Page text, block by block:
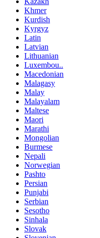
Khmer
Kurdish
Kyrgyz
Latin
Latvian
Lithuanian
Luxembou..
Macedonian
Malagasy
Malay
Malayalam
Maltese
Maori
Marathi
Mongolian
Burmese
Nepali
Norwegian
Pashto
Persian
Punjabi
Serbian
Sesotho
Sinhala
Slovak